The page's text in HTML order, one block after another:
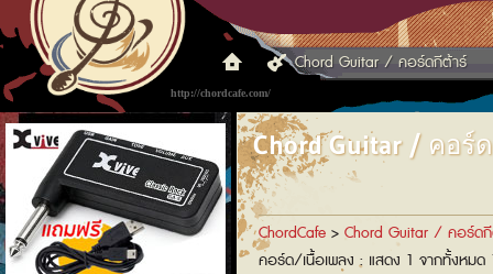
http://chordcafe.com/
Chord Guitar / คอร์ดกีต้าร์
Chord Guitar / คอร์
ChordCafe > Chord Guitar / คอร์ด
คอร์ด/เนื้อเพลง : แสดง 1 จากทั้งหมด